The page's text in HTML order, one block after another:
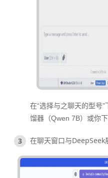
在“选择与之聊天的型号
馏器（Qwen 7B）或你
在聊天窗口与DeepSeek